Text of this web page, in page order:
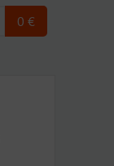
0 €